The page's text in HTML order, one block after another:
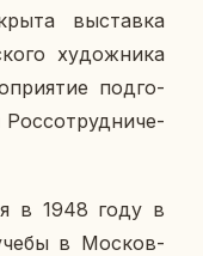
вы­став­ка
ху­дож­ни­ка
под­го­
Рос­со­труд­ни­че­
в 1948 году в
в Мос­ков­